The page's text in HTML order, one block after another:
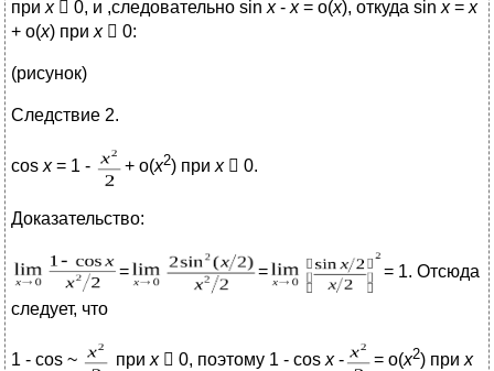
при х 0, и ,следовательно sin x- x= o(x), откуда sin x= x
+ о(х) при х 0:
(рисунок)
Следствие 2.
cosx= 1 - + o(x2) прих 0.
Доказательство:
= =
= 1. Отсюда
следует, что
1 - cos ~ прих 0, поэтому 1 - cosx- = o(x2) прих